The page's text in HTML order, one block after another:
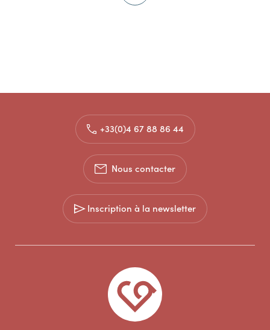
+33(0)4 67 88 86 44
Nous contacter
Inscription à la newsletter